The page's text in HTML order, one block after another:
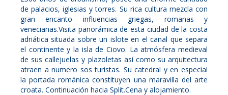
de palacios, iglesias y torres. Su rica cultura mezcla con
gran encanto influencias griegas, romanas y
venecianas.Visita panorámica de esta ciudad de la costa
adriática situada sobre un islote en el canal que separa
el continente y la isla de Ciovo. La atmósfera medieval
de sus callejuelas y plazoletas así como su arquitectura
atraen a numero sos turistas. Su catedral y en especial
la portada románica constituyen una maravilla del arte
croata. Continuación hacia Split.Cena y alojamiento.